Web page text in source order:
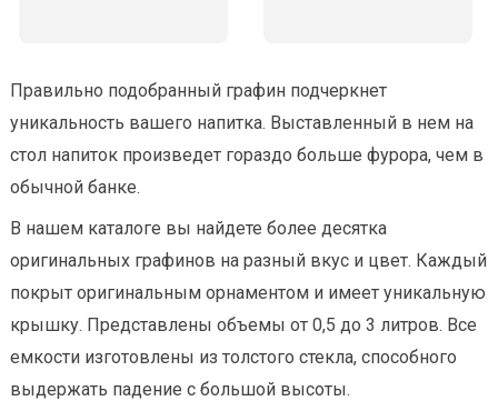
Правильно подобранный графин подчеркнет
уникальность вашего напитка. Выставленный в нем на
стол напиток произведет гораздо больше фурора, чем в
обычной банке.
В нашем каталоге вы найдете более десятка
оригинальных графинов на разный вкус и цвет. Каждый
покрыт оригинальным орнаментом и имеет уникальную
крышку. Представлены объемы от 0,5 до 3 литров. Все
емкости изготовлены из толстого стекла, способного
выдержать падение с большой высоты.